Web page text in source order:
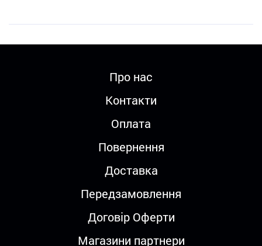
Про нас
Контакти
Оплата
Повернення
Доставка
Передзамовлення
Договір Оферти
Магазини партнери